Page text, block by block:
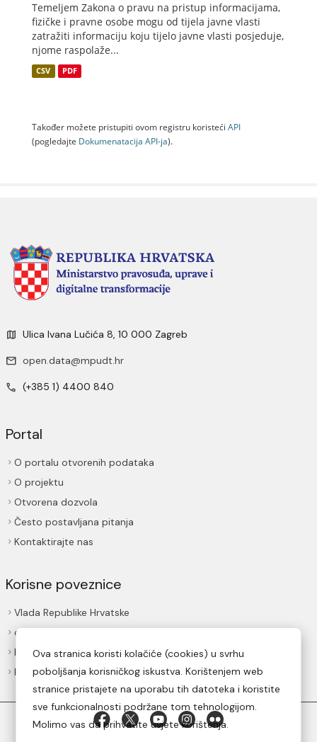
Temeljem Zakona o pravu na pristup informacijama,
fizičke i pravne osobe mogu od tijela javne vlasti
zatražiti informaciju koju tijelo javne vlasti posjeduje,
njome raspolaže...
CSV PDF
Također možete pristupiti ovom registru koristeći API
(pogledajte Dokumenаtаcijа API-jа).